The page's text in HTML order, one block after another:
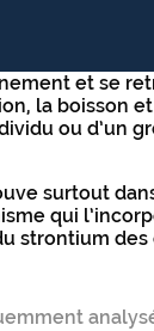
et se
la boisson
ou d’un
surtout
qui
strontium